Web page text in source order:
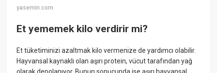
yasemin.com
Et yememek kilo verdirir mi?
Et tüketiminizi azaltmak kilo vermenize de yardımcı olabilir.
Hayvansal kaynaklı olan aşırı protein, vücut tarafından yağ